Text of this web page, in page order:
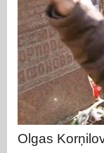
Olgas